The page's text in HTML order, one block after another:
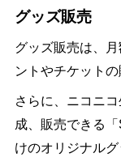
グッズ販売
グッズ販売は、
ントやチケットの
さらに、ニコニ
成、販売できる
けのオリジナル